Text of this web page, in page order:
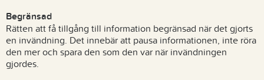
Begränsad
Rätten att få tillgång till information begränsad när det gjorts
en invändning. Det innebär att pausa informationen, inte röra
den mer och spara den som den var när invändningen
gjordes.